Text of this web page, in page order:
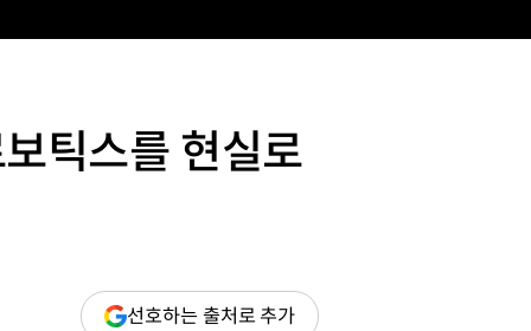
틱스를 현실로
선호하는 출처로 추가(새